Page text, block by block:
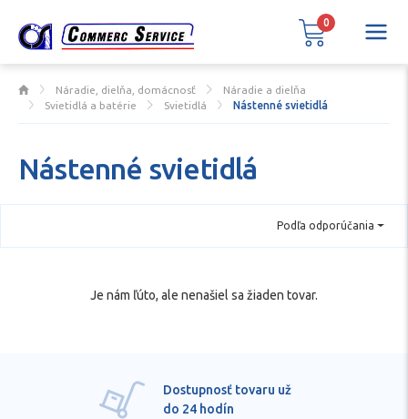
Náradie, dielňa, domácnosť
Náradie a dielňa
Svietidlá a batérie
Svietidlá Nástenné svietidlá
Nástenné svietidlá
Podľa odporúčania
Je nám ľúto, ale nenašiel sa žiaden tovar.
Dostupnosť tovaru už
do 24 hodín
0